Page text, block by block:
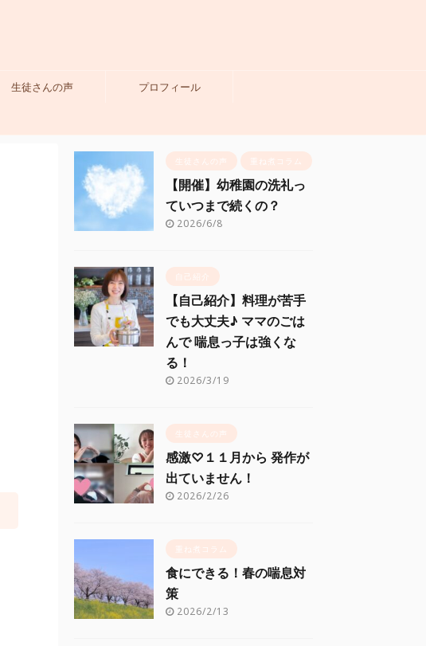
生徒さんの声 プロフィール
生徒さんの声 重ね煮コラム
【開催】幼稚園の洗礼っ
ていつまで続くの？
2026/6/8
自己紹介
【自己紹介】料理が苦手
でも大丈夫♪ ママのごは
んで 喘息っ子は強くな
る！
2026/3/19
生徒さんの声
感激♡１１月から 発作が
出ていません！
2026/2/26
重ね煮コラム
食にできる！春の喘息対
策
2026/2/13